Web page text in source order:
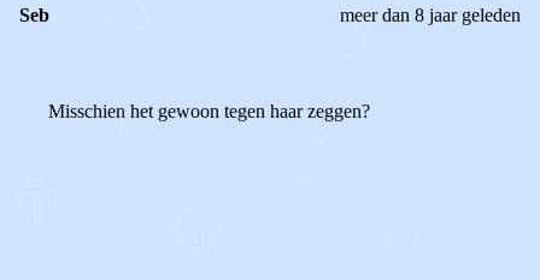
Seb meer dan 8 jaar geleden
Misschien het gewoon tegen haar zeggen?